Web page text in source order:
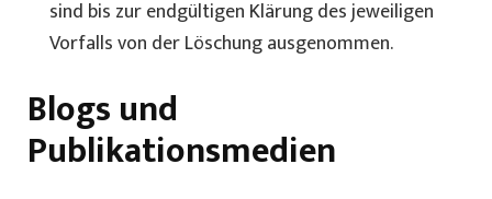
sind bis zur endgültigen Klärung des jeweiligen
Vorfalls von der Löschung ausgenommen.
Blogs und
Publikationsmedien